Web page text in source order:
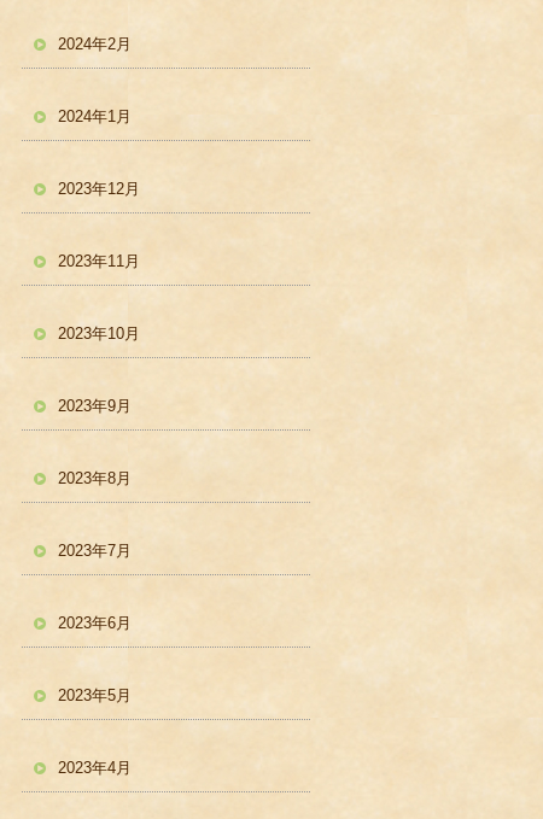
2024年2月
2024年1月
2023年12月
2023年11月
2023年10月
2023年9月
2023年8月
2023年7月
2023年6月
2023年5月
2023年4月